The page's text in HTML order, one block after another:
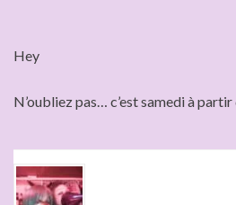
Hey
N’oubliez pas… c’est samedi à